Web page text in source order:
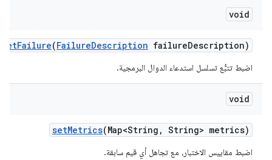
void
setFailure(FailureDescription failureDescription)
اضبط تتبُّع تسلسل استدعاء الدوال البرمجية.
void
setMetrics(Map<String , String> metrics)
اضبط مقاييس الاختبار، مع تجاهل أي قيم سابقة.